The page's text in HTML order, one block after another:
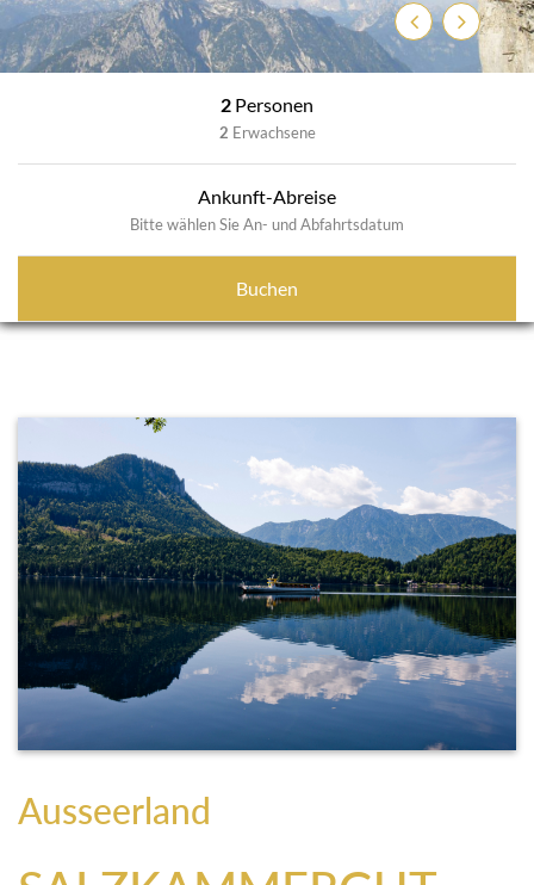
ZurückWeiter
2 Personen
2 Erwachsene
Ankunft-Abreise
Bitte wählen Sie An- und Abfahrtsdatum
Buchen
Ausseerland